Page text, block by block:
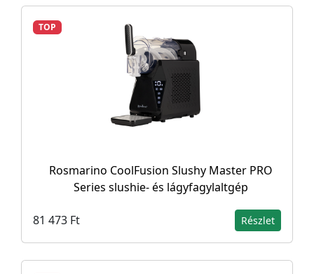
TOP
Rosmarino CoolFusion Slushy Master PRO
Series slushie- és lágyfagylaltgép
81 473 Ft Részlet